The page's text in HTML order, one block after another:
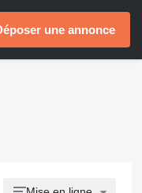
une annonce